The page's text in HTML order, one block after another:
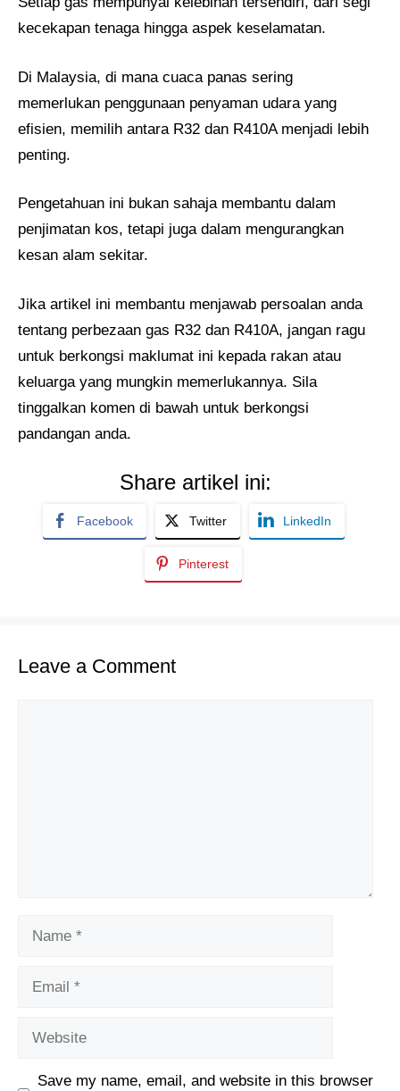
kecekapan tenaga hingga aspek keselamatan.
Di Malaysia, di mana cuaca panas sering
memerlukan penggunaan penyaman udara yang
efisien, memilih antara R32 dan R410A menjadi lebih
penting.
Pengetahuan ini bukan sahaja membantu dalam
penjimatan kos, tetapi juga dalam mengurangkan
kesan alam sekitar.
Jika artikel ini membantu menjawab persoalan anda
tentang perbezaan gas R32 dan R410A, jangan ragu
untuk berkongsi maklumat ini kepada rakan atau
keluarga yang mungkin memerlukannya. Sila
tinggalkan komen di bawah untuk berkongsi
pandangan anda.
Share artikel ini:
Facebook Twitter LinkedIn
Pinterest
Leave a Comment
Name
Email
Website
Save my name, email, and website in this browser